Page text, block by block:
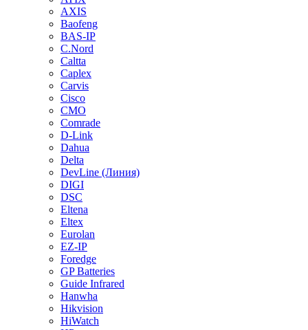
AXIS
Baofeng
BAS-IP
C.Nord
Caltta
Caplex
Carvis
Cisco
CMO
Comrade
D-Link
Dahua
Delta
DevLine (Линия)
DIGI
DSC
Eltena
Eltex
Eurolan
EZ-IP
Foredge
GP Batteries
Guide Infrared
Hanwha
Hikvision
HiWatch